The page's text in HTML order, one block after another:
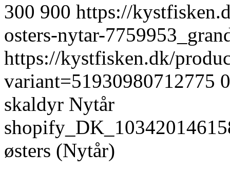
300 900 https://
osters-nytar-
https://kystfisken.dk/
variant=51930980712775 0
skaldyr Nytår
østers (Nytår)